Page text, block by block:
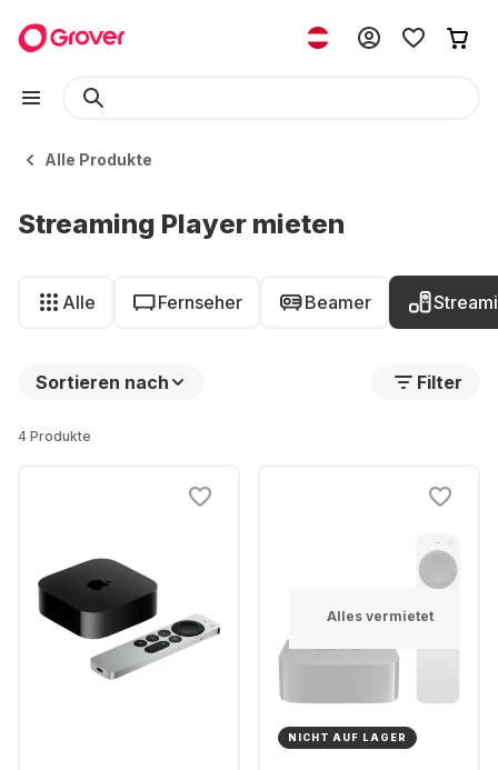
Alle Produkte
Streaming Player mieten
Alle Fernseher Beamer
Sortieren nach Filter
4 Produkte
Alles vermietet
NICHT AUF LAGER